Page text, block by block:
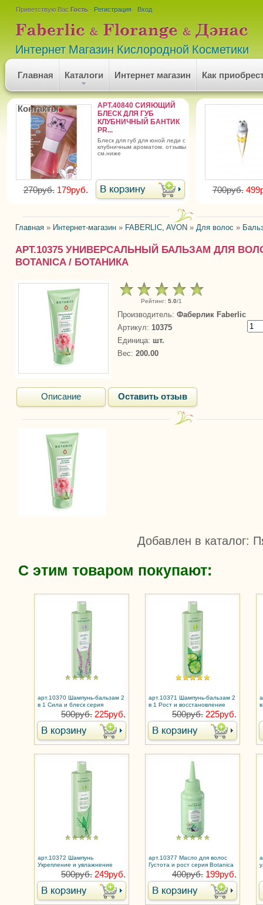
Приветствую Вас Гость · Регистрация · Вход
Интернет Магазин Кислородной Косметики
Главная Каталоги Интернет магазин Как
Контакты
АРТ.40840 СИЯЮЩИЙ
БЛЕСК ДЛЯ ГУБ
КЛУБНИЧНЫЙ БАНТИК
PR...
блеск для губ для юной леди с
клубничным ароматом. отзывы
см.ниже
270руб. 179руб. 700руб.
Главная » Интернет-магазин » FABERLIC, AVON » Для волос »
АРТ.10375 УНИВЕРСАЛЬНЫЙ БАЛЬЗАМ ДЛЯ
BOTANICA / БОТАНИКА
Рейтинг: 5.0/1
Производитель: Фаберлик Faberlic
Артикул: 10375
Единица: шт.
Вес: 200.00
Описание Оставить отзыв
Добавлен в каталог:
С этим товаром покупают:
арт.10370 Шампунь-бальзам 2
в 1 Сила и блеск серия
Botanica / Ботаника
500руб. 225руб.
арт.10371 Шампунь-бальзам 2
в 1 Рост и восстановление
серия Botanica / Ботаника
500руб. 225руб.
арт.10372 Шампунь
Укрепление и увлажнение
серия Botanica / Ботаника
500руб. 249руб.
арт.10377 Масло для волос
Густота и рост серия Botanica
/ Ботаника400руб. 199руб.